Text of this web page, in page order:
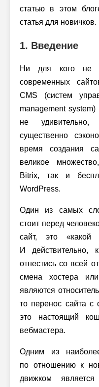
статью в этом
статья для новичков.
1. Введение
Ни для кого не
современных
CMS (систем
management
не
существенно
время создания
великое
Bitrix, так и
WordPress.
Один из самых
стоит перед
сайт, это «какой
И действительно,
отнестись со всей
смена хостера
являются
то перенос сайта с
это настоящий
вебмастера.
Одним из
по отношению к
движком